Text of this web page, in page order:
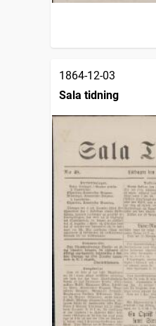
1864-12-03
Sala tidning